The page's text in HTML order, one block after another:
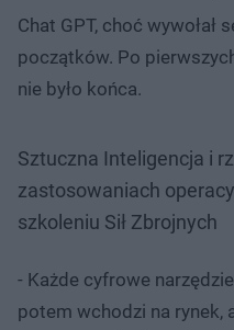
Chat GPT, choć wywołał
początków. Po
nie było końca.
Sztuczna Inteligencja i
zastosowaniach
szkoleniu Sił Zbrojnych
- Każde cyfrowe
potem wchodzi na rynek,